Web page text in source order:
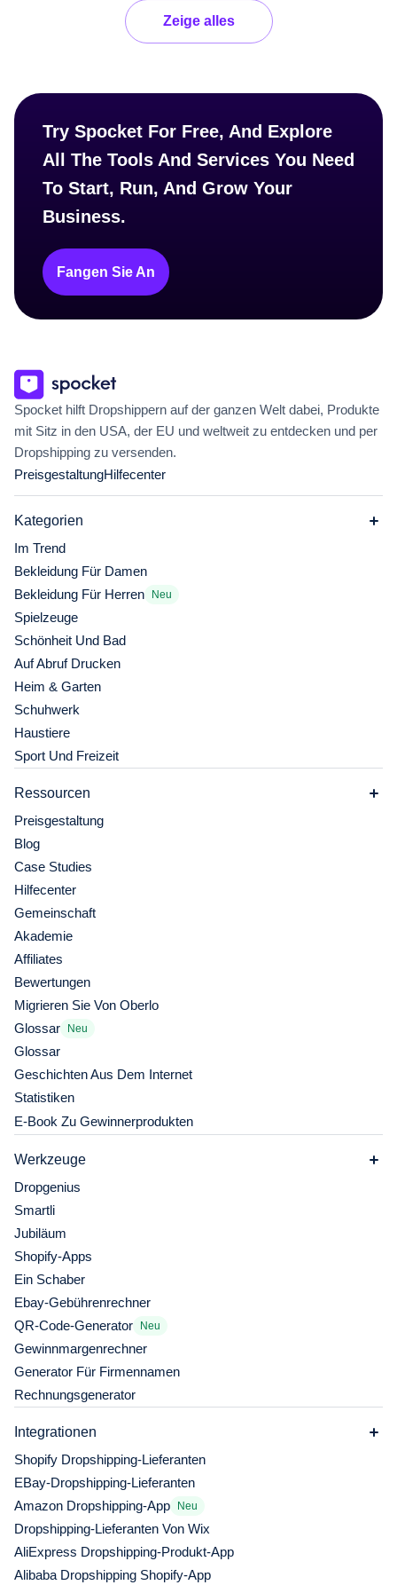
Zeige alles
Try Spocket For Free, And Explore
All The Tools And Services You Need
To Start, Run, And Grow Your
Business.
Fangen Sie An
Spocket hilft Dropshippern auf der ganzen Welt dabei, Produkte
mit Sitz in den USA, der EU und weltweit zu entdecken und per
Dropshipping zu versenden.
PreisgestaltungHilfecenter
Kategorien
Im Trend
Bekleidung Für Damen
Bekleidung Für Herren
Neu
Spielzeuge
Schönheit Und Bad
Auf Abruf Drucken
Heim & Garten
Schuhwerk
Haustiere
Sport Und Freizeit
Ressourcen
Preisgestaltung
Blog
Case Studies
Hilfecenter
Gemeinschaft
Akademie
Affiliates
Bewertungen
Migrieren Sie Von Oberlo
Glossar
Neu
Glossar
Geschichten Aus Dem Internet
Statistiken
E-Book Zu Gewinnerprodukten
Werkzeuge
Dropgenius
Smartli
Jubiläum
Shopify-Apps
Ein Schaber
Ebay-Gebührenrechner
QR-Code-Generator
Neu
Gewinnmargenrechner
Generator Für Firmennamen
Rechnungsgenerator
Integrationen
Shopify Dropshipping-Lieferanten
EBay-Dropshipping-Lieferanten
Amazon Dropshipping-App
Neu
Dropshipping-Lieferanten Von Wix
AliExpress Dropshipping-Produkt-App
Alibaba Dropshipping Shopify-App